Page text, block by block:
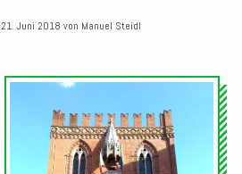
21. Juni 2018 von Manuel Steidl